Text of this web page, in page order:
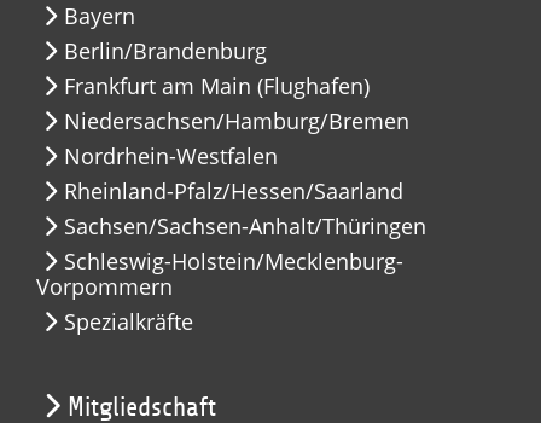
Bayern
Berlin/Brandenburg
Frankfurt am Main (Flughafen)
Niedersachsen/Hamburg/Bremen
Nordrhein-Westfalen
Rheinland-Pfalz/Hessen/Saarland
Sachsen/Sachsen-Anhalt/Thüringen
Schleswig-Holstein/Mecklenburg-
Vorpommern
Spezialkräfte
Mitgliedschaft